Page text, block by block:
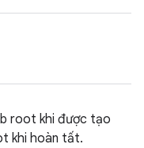
root khi được tạo
khi hoàn tất.